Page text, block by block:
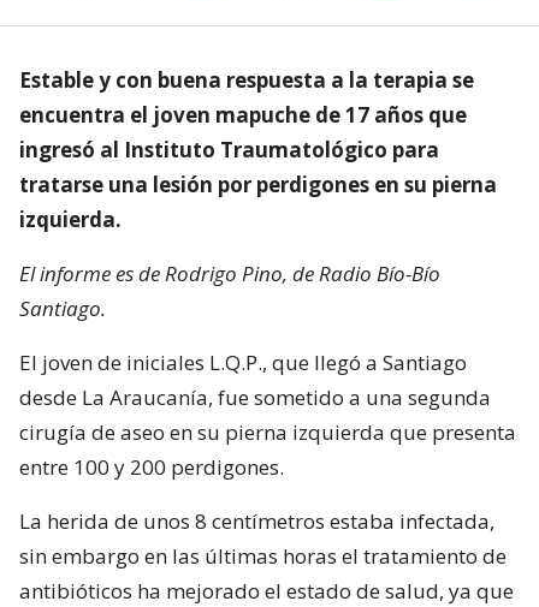
Estable y con buena respuesta a la terapia se
encuentra el joven mapuche de 17 años que
ingresó al Instituto Traumatológico para
tratarse una lesión por perdigones en su pierna
izquierda.
El informe es de Rodrigo Pino, de Radio Bío-Bío
Santiago.
El joven de iniciales L.Q.P., que llegó a Santiago
desde La Araucanía, fue sometido a una segunda
cirugía de aseo en su pierna izquierda que presenta
entre 100 y 200 perdigones.
La herida de unos 8 centímetros estaba infectada,
sin embargo en las últimas horas el tratamiento de
antibióticos ha mejorado el estado de salud, ya que